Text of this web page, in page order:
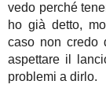
vedo perché
ho già detto,
caso non credo
aspettare il
problemi a dirlo.